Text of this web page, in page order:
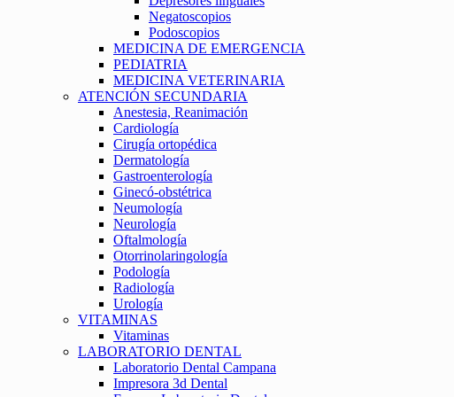
Negatoscopios
Podoscopios
MEDICINA DE EMERGENCIA
PEDIATRIA
MEDICINA VETERINARIA
ATENCIÓN SECUNDARIA
Anestesia, Reanimación
Cardiología
Cirugía ortopédica
Dermatología
Gastroenterología
Ginecó-obstétrica
Neumología
Neurología
Oftalmología
Otorrinolaringología
Podología
Radiología
Urología
VITAMINAS
Vitaminas
LABORATORIO DENTAL
Laboratorio Dental Campana
Impresora 3d Dental